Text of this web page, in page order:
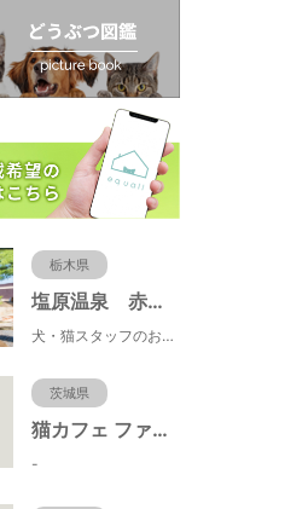
栃木県
塩原温泉 赤沢温泉旅館
犬・猫スタッフのおもてニャしが魅力のひとつ♪大自然に囲まれた隠れ家的宿で癒やしの休日を。
茨城県
猫カフェ ファミリーズ
-